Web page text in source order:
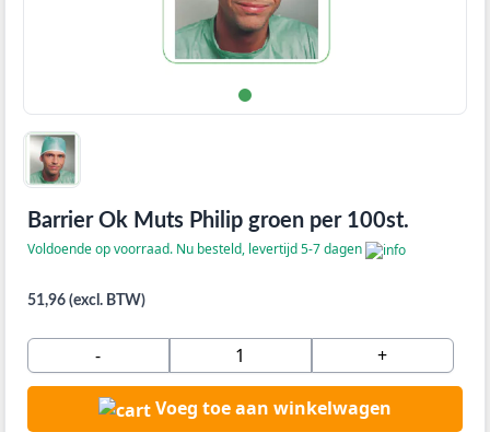
Barrier Ok Muts Philip groen per 100st.
Voldoende op voorraad. Nu besteld, levertijd 5-7 dagen
51,96 (excl. BTW)
- +
Voeg toe aan winkelwagen